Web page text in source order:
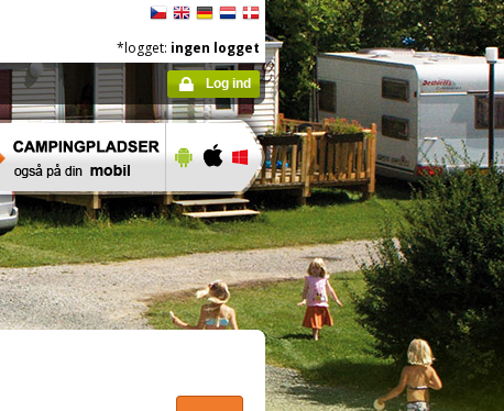
*logget: ingen logget
Log ind